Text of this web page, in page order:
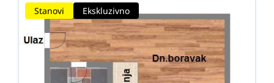
Stanovi Ekskluzivno